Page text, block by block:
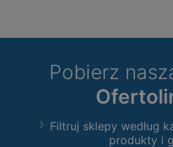
Pobierz
Filtruj sklepy według
produkty i